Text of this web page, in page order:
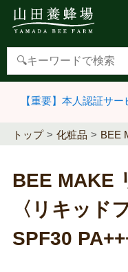
【重要】本人認証サ
トップ 化粧品 BEE
BEE MAKE
〈リキッド
SPF30